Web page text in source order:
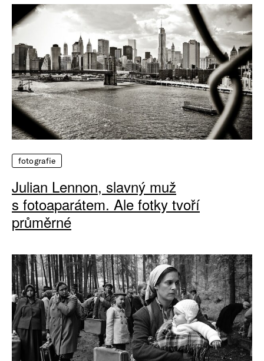
fotografie
Julian Lennon, slavný muž
s fotoaparátem. Ale fotky tvoří
průměrné